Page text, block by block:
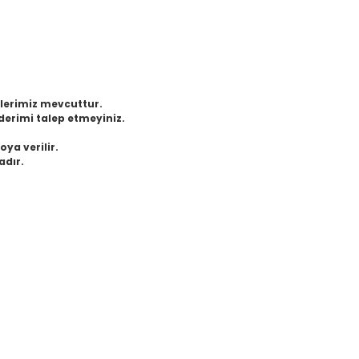
mevcuttur.
talep etmeyiniz.
verilir.